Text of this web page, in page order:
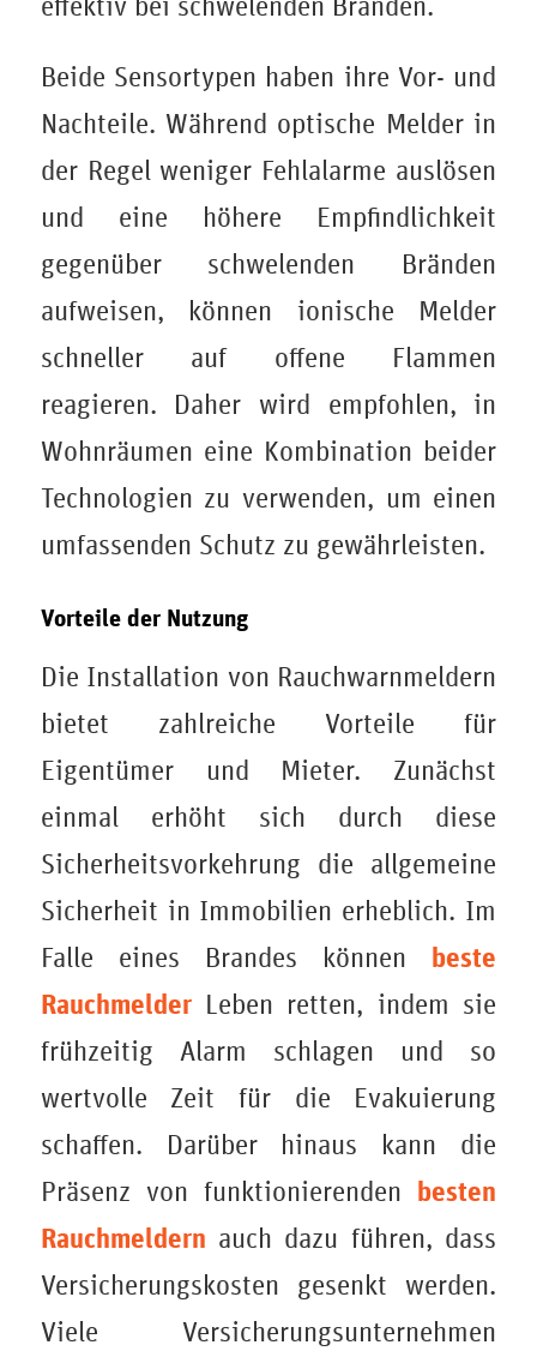
effektiv bei schwelenden Bränden.
Beide Sensortypen haben ihre Vor- und
Nachteile. Während optische Melder in
der Regel weniger Fehlalarme auslösen
und eine höhere Empfindlichkeit
gegenüber schwelenden Bränden
aufweisen, können ionische Melder
schneller auf offene Flammen
reagieren. Daher wird empfohlen, in
Wohnräumen eine Kombination beider
Technologien zu verwenden, um einen
umfassenden Schutz zu gewährleisten.
Vorteile der Nutzung
Die Installation von Rauchwarnmeldern
bietet zahlreiche Vorteile für
Eigentümer und Mieter. Zunächst
einmal erhöht sich durch diese
Sicherheitsvorkehrung die allgemeine
Sicherheit in Immobilien erheblich. Im
Falle eines Brandes können beste
RauchmelderLeben retten, indem sie
frühzeitig Alarm schlagen und so
wertvolle Zeit für die Evakuierung
schaffen. Darüber hinaus kann die
Präsenz von funktionierenden besten
Rauchmeldern auch dazu führen, dass
Versicherungskosten gesenkt werden.
Viele Versicherungsunternehmen